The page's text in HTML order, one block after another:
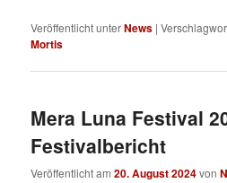
Veröffentlicht unterNews |
Mortis
Mera Luna Festival
Festivalbericht
Veröffentlicht am20. August 2024von